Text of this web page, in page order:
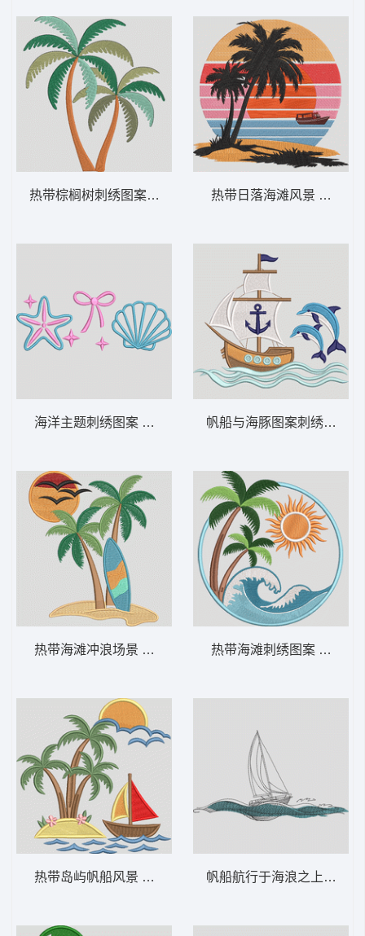
热带棕榈树刺绣图案 热带棕榈树 – 夏季-DS
海洋主题刺绣图案 简约的海星、贝壳和蝴蝶
热带海滩冲浪场景 海滩冲浪与棕榈树——热
热带岛屿帆船风景 热带岛屿和帆船-DST格式
热带日落海滩风景 热带日
帆船与海豚图案刺绣 航海
热带海滩刺绣图案 热带棕
帆船航行于海浪之上 极简